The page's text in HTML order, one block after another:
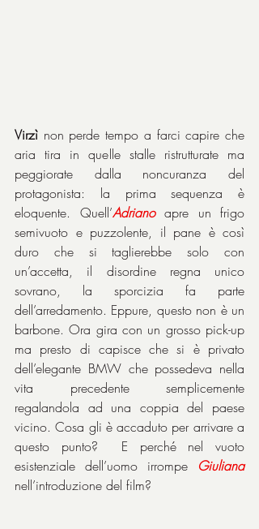
Virzì non perde tempo a farci capire che
aria tira in quelle stalle ristrutturate ma
peggiorate dalla noncuranza del
protagonista: la prima sequenza è
eloquente. Quell’Adriano apre un frigo
semivuoto e puzzolente, il pane è così
duro che si taglierebbe solo con
un’accetta, il disordine regna unico
sovrano, la sporcizia fa parte
dell’arredamento. Eppure, questo non è un
barbone. Ora gira con un grosso pick-up
ma presto di capisce che si è privato
dell’elegante BMW che possedeva nella
vita precedente semplicemente
regalandola ad una coppia del paese
vicino. Cosa gli è accaduto per arrivare a
questo punto?  E perché nel vuoto
esistenziale dell’uomo irrompe Giuliana
nell’introduzione del film?